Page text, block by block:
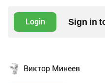
Login Sign in
Виктор Минеев